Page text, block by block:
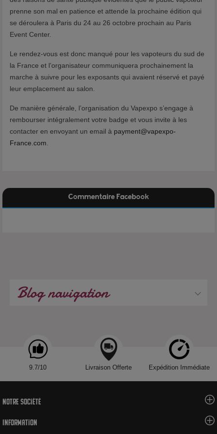
prenne son mal en patience et attende la prochaine édition qui
se déroulera à Paris du 24 au 26 octobre prochain au Paris
Event Center.
Le rendez-vous est donc manqué pour les vapoteurs du sud de
la France et l’organisateur communiquera prochainement la
marche à suivre pour les exposants qui avaient réservé et payé
leur emplacement au salon.
De manière générale, l’organisation du Vapexpo s’engage à
rembourser intégralement votre badge et vous invite à les
contacter en envoyant un email à payment@vapexpo-
France.com
Commentaire Facebook
Blog navigation
9.7/10 Livraison Offerte Expédition Immédiate
Notre société
Information